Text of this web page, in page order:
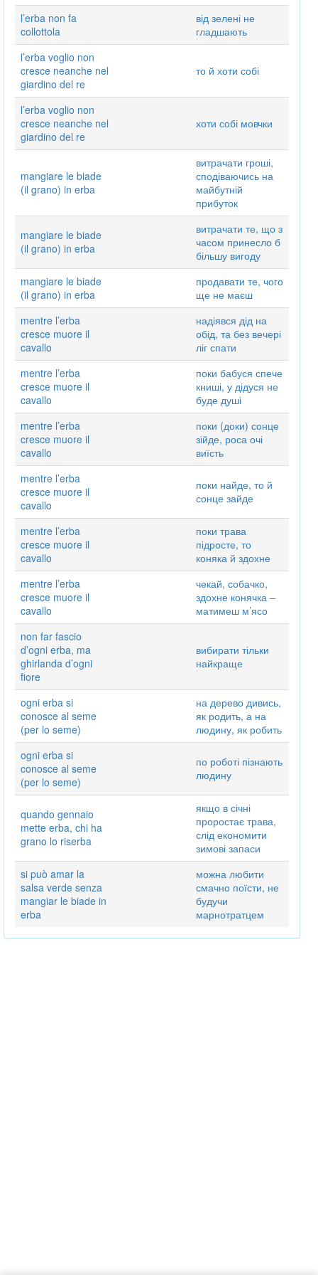
l’erba non fa
collottola
від зелені не
гладшають
l’erba voglio non
cresce neanche nel
giardino del re
то й хоти собі
l’erba voglio non
cresce neanche nel
giardino del re
хоти собі мовчки
mangiare le biade
(il grano) in erba
витрачати гроші,
сподіваючись на
майбутній
прибуток
mangiare le biade
(il grano) in erba
витрачати те, що з
часом принесло б
більшу вигоду
mangiare le biade
(il grano) in erba
продавати те, чого
ще не маєш
mentre l’erba
cresce muore il
cavallo
надіявся дід на
обід, та без вечері
ліг спати
mentre l’erba
cresce muore il
cavallo
поки бабуся спече
книші, у дідуся не
буде душі
mentre l’erba
cresce muore il
cavallo
поки (доки) сонце
зійде, роса очі
виїсть
mentre l’erba
cresce muore il
cavallo
поки найде, то й
сонце зайде
mentre l’erba
cresce muore il
cavallo
поки трава
підросте, то
коняка й здохне
mentre l’erba
cresce muore il
cavallo
чекай, собачко,
здохне конячка ‒
матимеш м’ясо
non far fascio
d’ogni erba, ma
ghirlanda d’ogni
fiore
вибирати тільки
найкраще
ogni erba si
conosce al seme
(per lo seme)
на дерево дивись,
як родить, а на
людину, як робить
ogni erba si
conosce al seme
(per lo seme)
по роботі пізнають
людину
quando gennaio
mette erba, chi ha
grano lo riserba
якщо в січні
проростає трава,
слід економити
зимові запаси
si può amar la
salsa verde senza
mangiar le biade in
erba
можна любити
смачно поїсти, не
будучи
марнотратцем